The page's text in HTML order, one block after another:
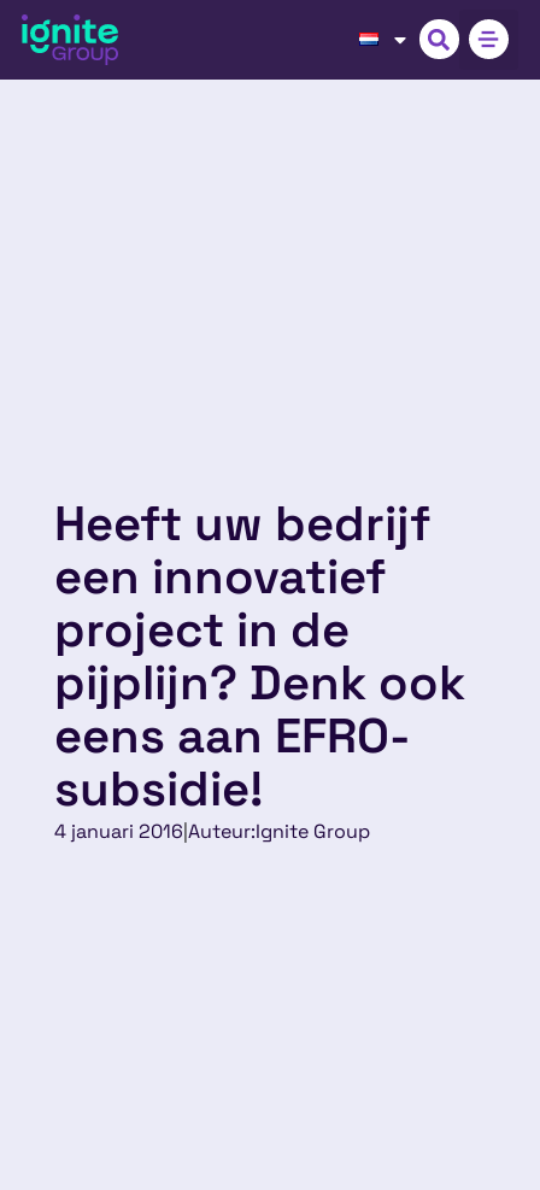
Heeft uw bedrijf
een innovatief
project in de
pijplijn? Denk ook
eens aan EFRO-
subsidie!
4 januari 2016|Auteur:Ignite Group